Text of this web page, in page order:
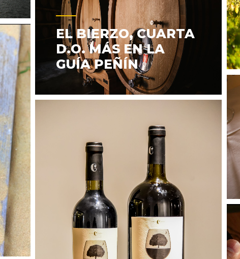
EL BIERZO, CUARTA
D.O. MÁS EN LA
GUÍA PEÑÍN